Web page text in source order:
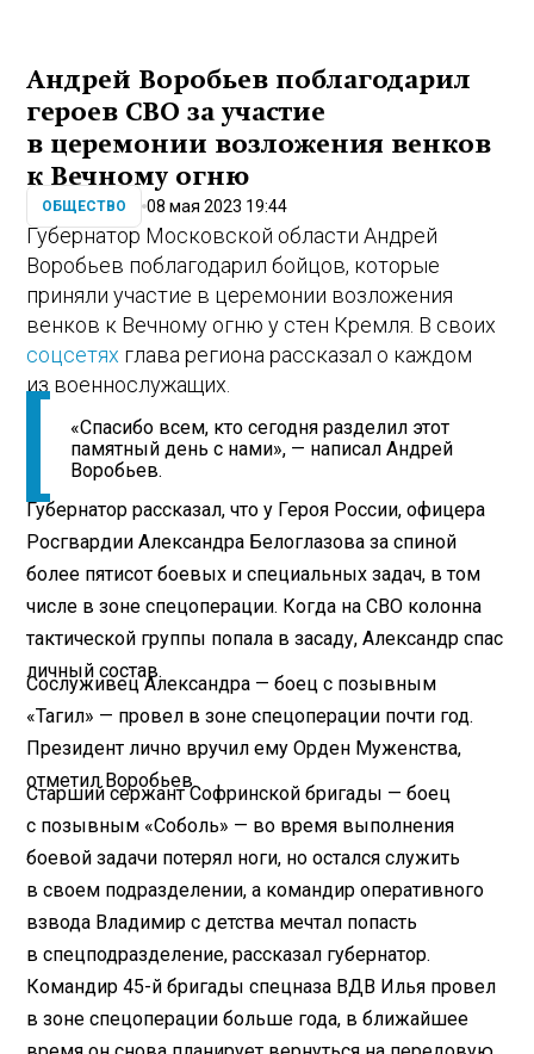
Андрей Воробьев поблагодарил
героев СВО за участие
в церемонии возложения венков
к Вечному огню
ОБЩЕСТВО 08 мая 2023 19:44
Губернатор Московской области Андрей
Воробьев поблагодарил бойцов, которые
приняли участие в церемонии возложения
венков к Вечному огню у стен Кремля. В своих
соцсетях глава региона рассказал о каждом
из военнослужащих.
«Спасибо всем, кто сегодня разделил этот
памятный день с нами», — написал Андрей
Воробьев.
Губернатор рассказал, что у Героя России, офицера
Росгвардии Александра Белоглазова за спиной
более пятисот боевых и специальных задач, в том
числе в зоне спецоперации. Когда на СВО колонна
тактической группы попала в засаду, Александр спас
личный состав.
Сослуживец Александра — боец с позывным
«Тагил» — провел в зоне спецоперации почти год.
Президент лично вручил ему Орден Муженства,
отметил Воробьев.
Старший сержант Софринской бригады — боец
с позывным «Соболь» — во время выполнения
боевой задачи потерял ноги, но остался служить
в своем подразделении, а командир оперативного
взвода Владимир с детства мечтал попасть
в спецподразделение, рассказал губернатор.
Командир 45-й бригады спецназа ВДВ Илья провел
в зоне спецоперации больше года, в ближайшее